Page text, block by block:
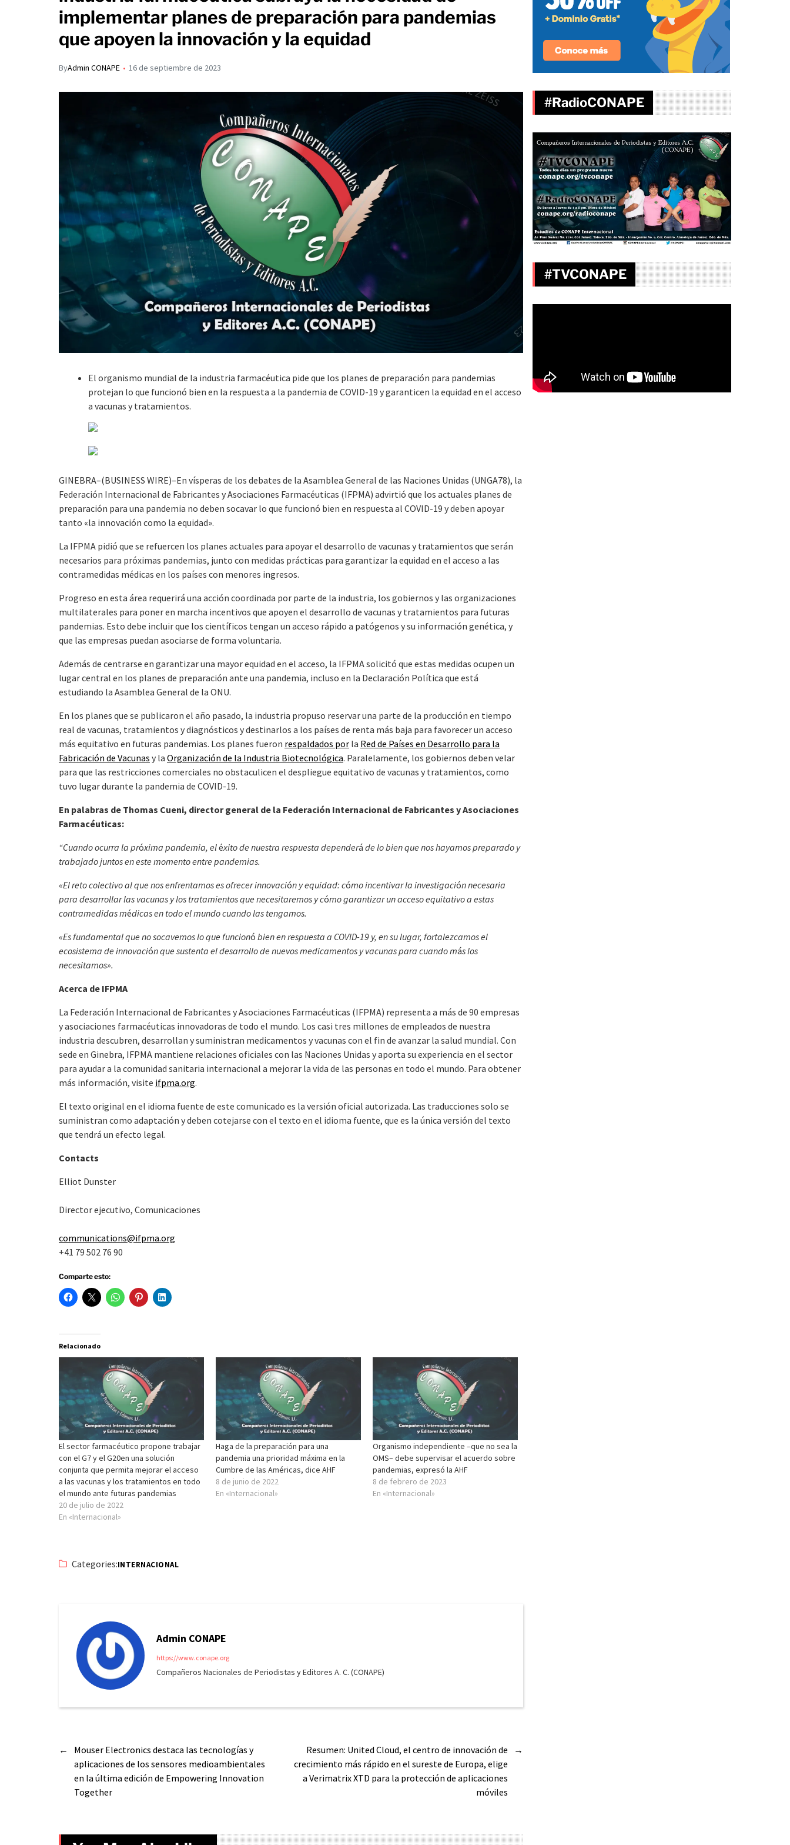
implementar planes de preparación para pandemias
que apoyen la innovación y la equidad
ByAdmin CONAPE 16 de septiembre de 2023
El organismo mundial de la industria farmacéutica pide que los planes de preparación para pandemias
protejan lo que funcionó bien en la respuesta a la pandemia de COVID-19 y garanticen la equidad en el acceso
a vacunas y tratamientos.
GINEBRA–(BUSINESS WIRE)–En vísperas de los debates de la Asamblea General de las Naciones Unidas (UNGA78), la
Federación Internacional de Fabricantes y Asociaciones Farmacéuticas (IFPMA) advirtió que los actuales planes de
preparación para una pandemia no deben socavar lo que funcionó bien en respuesta al COVID-19 y deben apoyar
tanto «la innovación como la equidad».
La IFPMA pidió que se refuercen los planes actuales para apoyar el desarrollo de vacunas y tratamientos que serán
necesarios para próximas pandemias, junto con medidas prácticas para garantizar la equidad en el acceso a las
contramedidas médicas en los países con menores ingresos.
Progreso en esta área requerirá una acción coordinada por parte de la industria, los gobiernos y las organizaciones
multilaterales para poner en marcha incentivos que apoyen el desarrollo de vacunas y tratamientos para futuras
pandemias. Esto debe incluir que los científicos tengan un acceso rápido a patógenos y su información genética, y
que las empresas puedan asociarse de forma voluntaria.
Además de centrarse en garantizar una mayor equidad en el acceso, la IFPMA solicitó que estas medidas ocupen un
lugar central en los planes de preparación ante una pandemia, incluso en la Declaración Política que está
estudiando la Asamblea General de la ONU.
En los planes que se publicaron el año pasado, la industria propuso reservar una parte de la producción en tiempo
real de vacunas, tratamientos y diagnósticos y destinarlos a los países de renta más baja para favorecer un acceso
más equitativo en futuras pandemias. Los planes fueron respaldados por la Red de Países en Desarrollo para la
Fabricación de Vacunas y la Organización de la Industria Biotecnológica. Paralelamente, los gobiernos deben velar
para que las restricciones comerciales no obstaculicen el despliegue equitativo de vacunas y tratamientos, como
tuvo lugar durante la pandemia de COVID-19.
En palabras de Thomas Cueni, director general de la Federación Internacional de Fabricantes y Asociaciones
Farmacéuticas:
“Cuando ocurra la próxima pandemia, eléxito de nuestra respuesta dependerá de lo bien que nos hayamos preparado y
trabajado juntos en este momento entre pandemias.
«El reto colectivo al que nos enfrentamos es ofrecer innovación y equidad: cómo incentivar la investigación necesaria
para desarrollar las vacunas y los tratamientos que necesitaremos y cómo garantizar un acceso equitativo a estas
contramedidas médicas en todo el mundo cuando las tengamos.
«Es fundamental que no socavemos lo que funcionó bien en respuesta a COVID-19 y, en su lugar, fortalezcamos el
ecosistema de innovación que sustenta el desarrollo de nuevos medicamentos y vacunas para cuando más los
necesitamos».
Acerca de IFPMA
La Federación Internacional de Fabricantes y Asociaciones Farmacéuticas (IFPMA) representa a más de 90 empresas
y asociaciones farmacéuticas innovadoras de todo el mundo. Los casi tres millones de empleados de nuestra
industria descubren, desarrollan y suministran medicamentos y vacunas con el fin de avanzar la salud mundial. Con
sede en Ginebra, IFPMA mantiene relaciones oficiales con las Naciones Unidas y aporta su experiencia en el sector
para ayudar a la comunidad sanitaria internacional a mejorar la vida de las personas en todo el mundo. Para obtener
más información, visite ifpma.org.
El texto original en el idioma fuente de este comunicado es la versión oficial autorizada. Las traducciones solo se
suministran como adaptación y deben cotejarse con el texto en el idioma fuente, que es la única versión del texto
que tendrá un efecto legal.
Contacts
Elliot Dunster
Director ejecutivo, Comunicaciones
communications@ifpma.org
+41 79 502 76 90
Comparte esto:
Relacionado
El sector farmacéutico propone trabajar
con el G7 y el G20en una solución
conjunta que permita mejorar el acceso
a las vacunas y los tratamientos en todo
el mundo ante futuras pandemias
20 de julio de 2022
En «Internacional»
Haga de la preparación para una
pandemia una prioridad máxima en la
Cumbre de las Américas, dice AHF
8 de junio de 2022
En «Internacional»
Organismo independiente –que no sea la
OMS– debe supervisar el acuerdo sobre
pandemias, expresó la AHF
8 de febrero de 2023
En «Internacional»
Categories:INTERNACIONAL
Admin CONAPE
https://www.conape.org
Compañeros Nacionales de Periodistas y Editores A. C. (CONAPE)
←
Mouser Electronics destaca las tecnologías y
aplicaciones de los sensores medioambientales
en la última edición de Empowering Innovation
Together
→
Resumen: United Cloud, el centro de innovación de
crecimiento más rápido en el sureste de Europa, elige
a Verimatrix XTD para la protección de aplicaciones
móviles
#RadioCONAPE
#TVCONAPE